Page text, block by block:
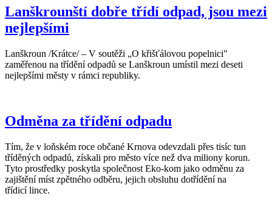
Lanškrounští dobře třídí odpad, jsou mezi
nejlepšími
Lanškroun /Krátce/ – V soutěži „O křišťálovou popelnici"
zaměřenou na třídění odpadů se Lanškroun umístil mezi deseti
nejlepšími městy v rámci republiky.
Odměna za třídění odpadu
Tím, že v loňském roce občané Krnova odevzdali přes tisíc tun
tříděných odpadů, získali pro město více než dva miliony korun.
Tyto prostředky poskytla společnost Eko-kom jako odměnu za
zajištění míst zpětného odběru, jejich obsluhu dotřídění na
třídicí lince.